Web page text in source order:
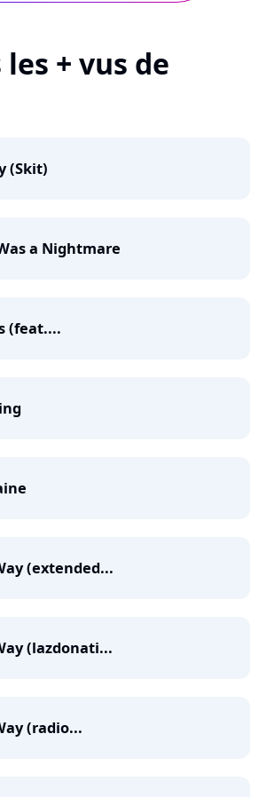
+ vus de
(Skit)
a Nightmare
(feat....
(extended...
(lazdonati...
(radio...